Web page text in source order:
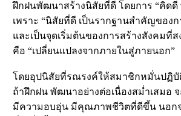
ฝึกฝนพัฒนาสร้างนิสัยที่ดี โดยการ “คิดดี
เพราะ “นิสัยที่ดี เป็นรากฐานสำคัญขอ
และเป็นจุดเริ่มต้นของการสร้างสังคมที่
คือ “เปลี่ยนแปลงจากภายในสู่ภายนอก”
โดยอุปนิสัยที่รณรงค์ให้สมาชิกหมั่นปฏิบั
ถ้าฝึกฝน พัฒนาอย่างต่อเนื่องสม่ำเสมอ
มีความอบอุ่น มีคุณภาพชีวิตที่ดีขึ้น นอก